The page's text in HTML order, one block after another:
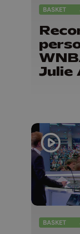
BASKET
Julie
BASKET